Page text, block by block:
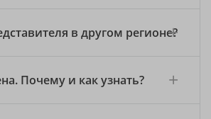
в другом регионе?
Почему и как узнать?